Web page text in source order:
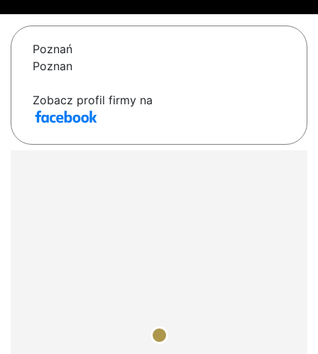
Poznań
Poznan
Zobacz profil firmy na